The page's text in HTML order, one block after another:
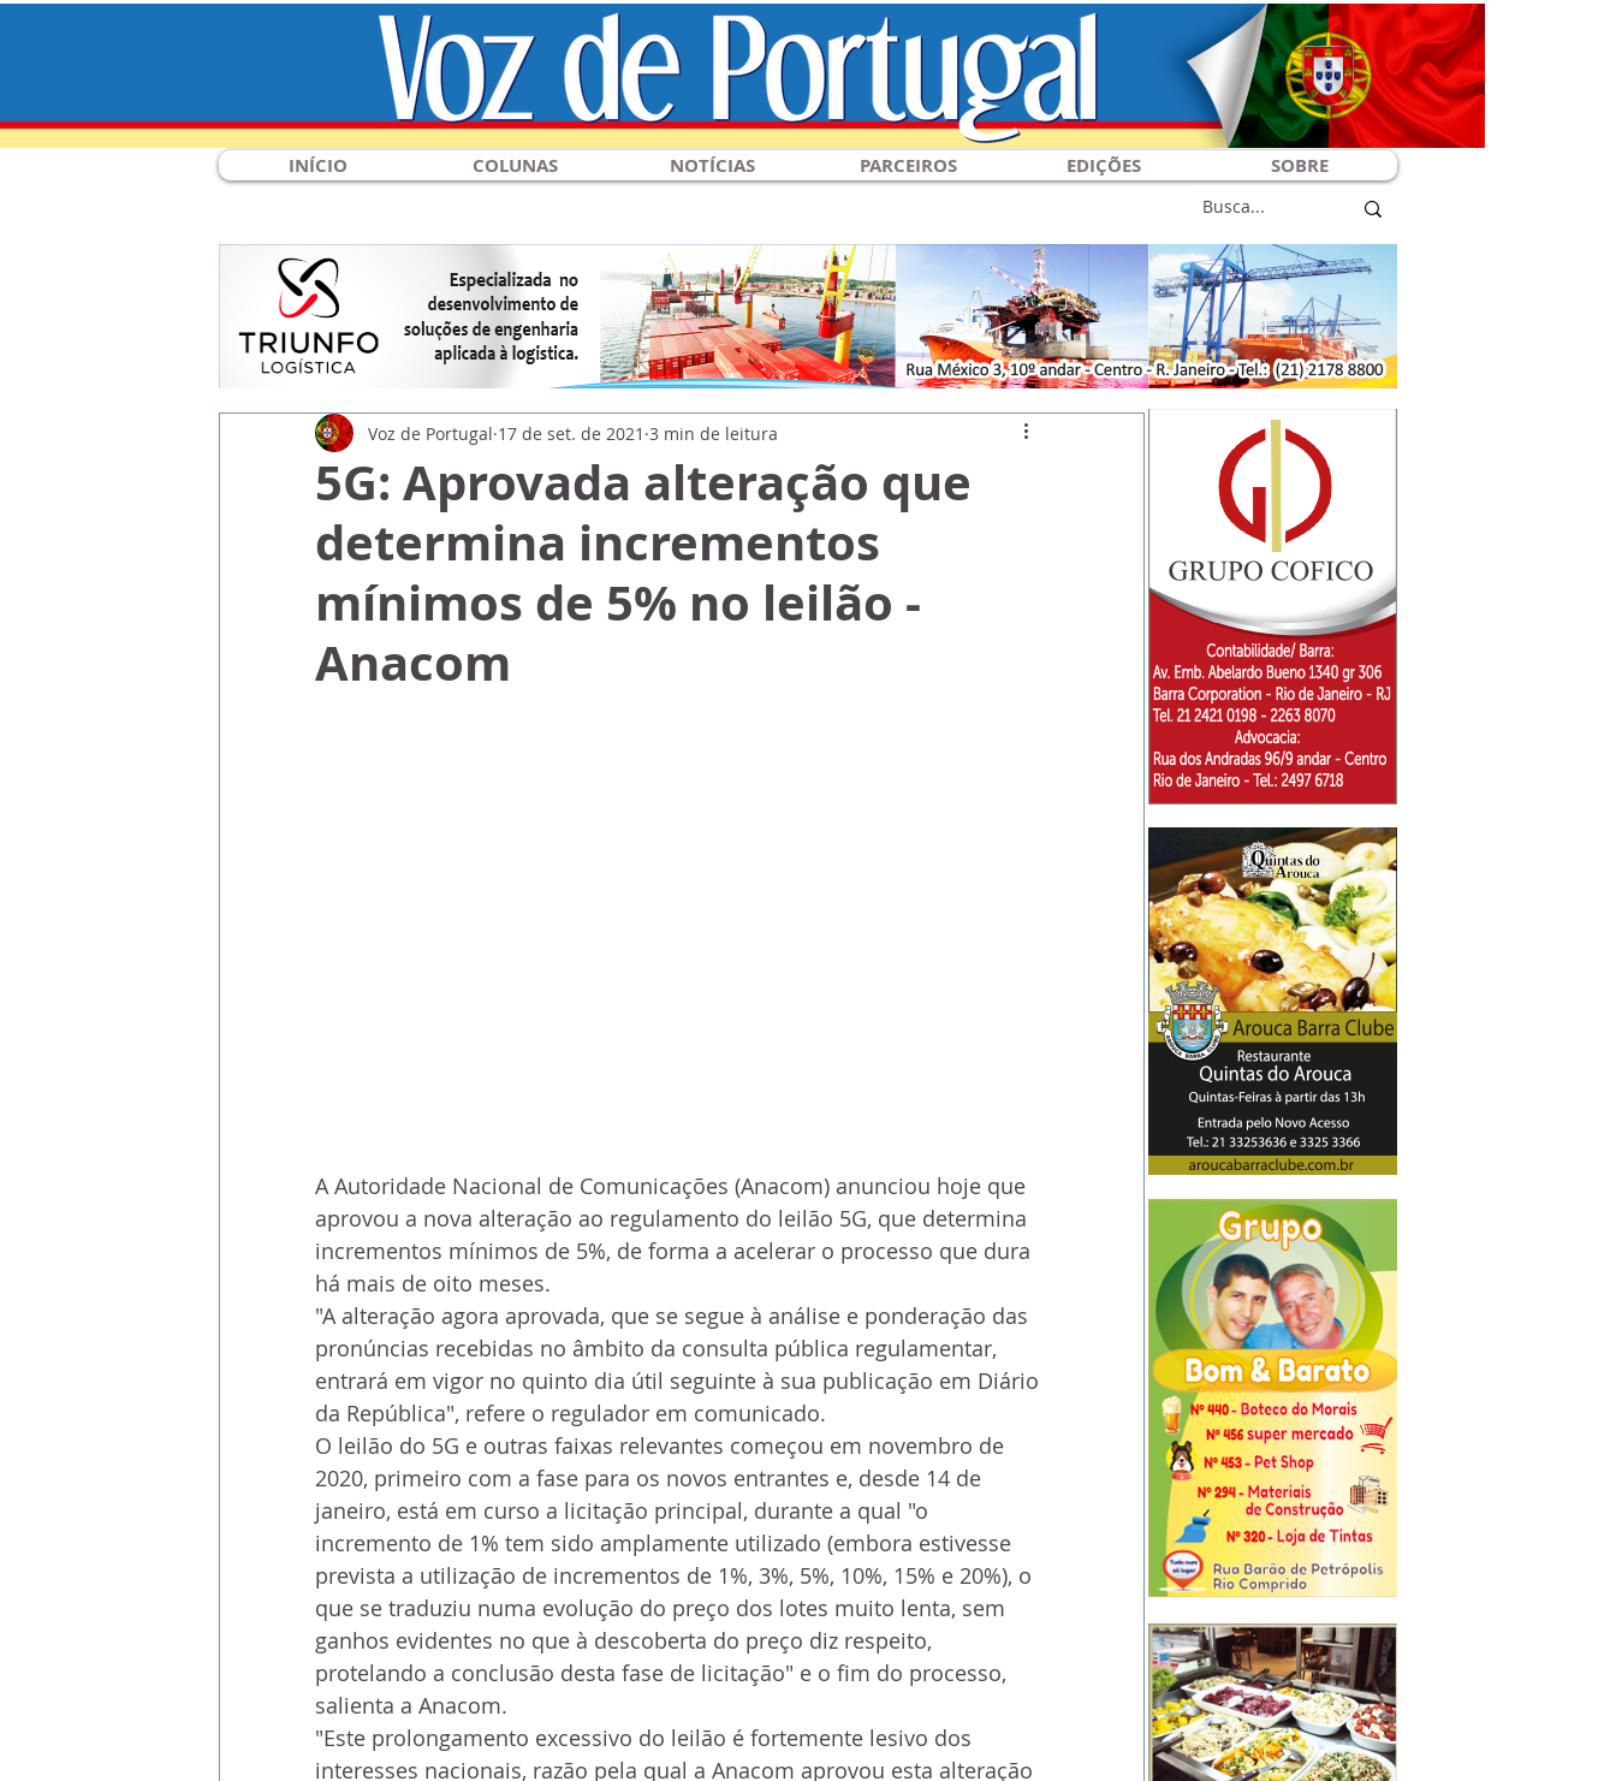
INÍCIO COLUNAS NOTÍCIAS PARCEIROS EDIÇÕES SOBRE
5G: Aprovada alteração que
determina incrementos
mínimos de 5% no leilão -
Anacom
Voz de Portugal 17 de set. de 2021 3 min de leitura
A Autoridade Nacional de Comunicações (Anacom) anunciou hoje que
aprovou a nova alteração ao regulamento do leilão 5G, que determina
incrementos mínimos de 5%, de forma a acelerar o processo que dura
há mais de oito meses.
"A alteração agora aprovada, que se segue à análise e ponderação das
pronúncias recebidas no âmbito da consulta pública regulamentar,
entrará em vigor no quinto dia útil seguinte à sua publicação em Diário
da República", refere o regulador em comunicado.
O leilão do 5G e outras faixas relevantes começou em novembro de
2020, primeiro com a fase para os novos entrantes e, desde 14 de
janeiro, está em curso a licitação principal, durante a qual "o
incremento de 1% tem sido amplamente utilizado (embora estivesse
prevista a utilização de incrementos de 1%, 3%, 5%, 10%, 15% e 20%), o
que se traduziu numa evolução do preço dos lotes muito lenta, sem
ganhos evidentes no que à descoberta do preço diz respeito,
protelando a conclusão desta fase de licitação" e o fim do processo,
salienta a Anacom.
"Este prolongamento excessivo do leilão é fortemente lesivo dos
interesses nacionais, razão pela qual a Anacom aprovou esta alteração